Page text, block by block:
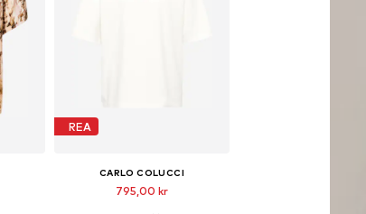
REA
CARLO COLUCCI
795,00 kr